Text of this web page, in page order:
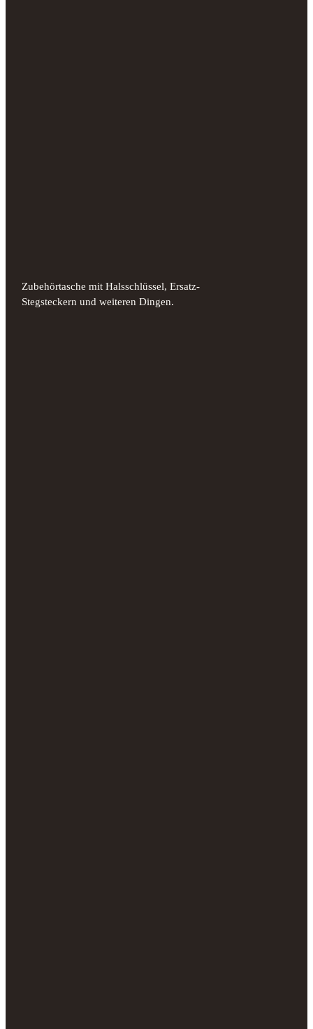
Zubehörtasche mit Halsschlüssel, Ersatz-
Stegsteckern und weiteren Dingen.